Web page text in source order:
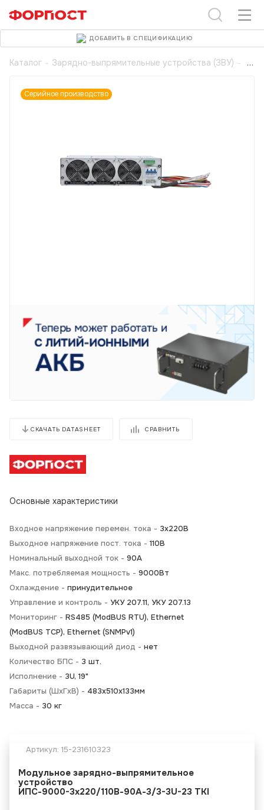
Каталог - Зарядно-выпрямительные устройства (ЗВУ) -
Серийное производство
СКАЧАТЬ DATASHEET СРАВНИТЬ
Основные характеристики
Входное напряжение перемен. тока - 3х220В
Выходное напряжение пост. тока - 110В
Номинальный выходной ток - 90А
Макс. потребляемая мощность - 9000Вт
Охлаждение - принудительное
Управление и контроль - УКУ 207.11, УКУ 207.13
Мониторинг - RS485 (ModBUS RTU), Ethernet
(ModBUS TCP), Ethernet (SNMPv1)
Выходной развязывающий диод - нет
Количество БПС - 3 шт.
Исполнение - 3U, 19"
Габариты (ШхГхВ) - 483х510х133мм
Масса - 30 кг
Артикул: 15-231610323
Модульное зарядно-выпрямительное
устройство
ИПС-9000-3х220/110В-90А-3/3-3U-23 TKI
ДОБАВИТЬ В СПЕЦИФИКАЦИЮ